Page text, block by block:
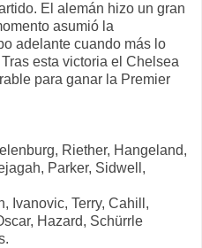
El alemán hizo un gran
asumió la
adelante cuando más lo
esta victoria el Chelsea
para ganar la Premier
Riether, Hangeland,
Parker, Sidwell,
Ivanovic, Terry, Cahill,
Hazard, Schürrle